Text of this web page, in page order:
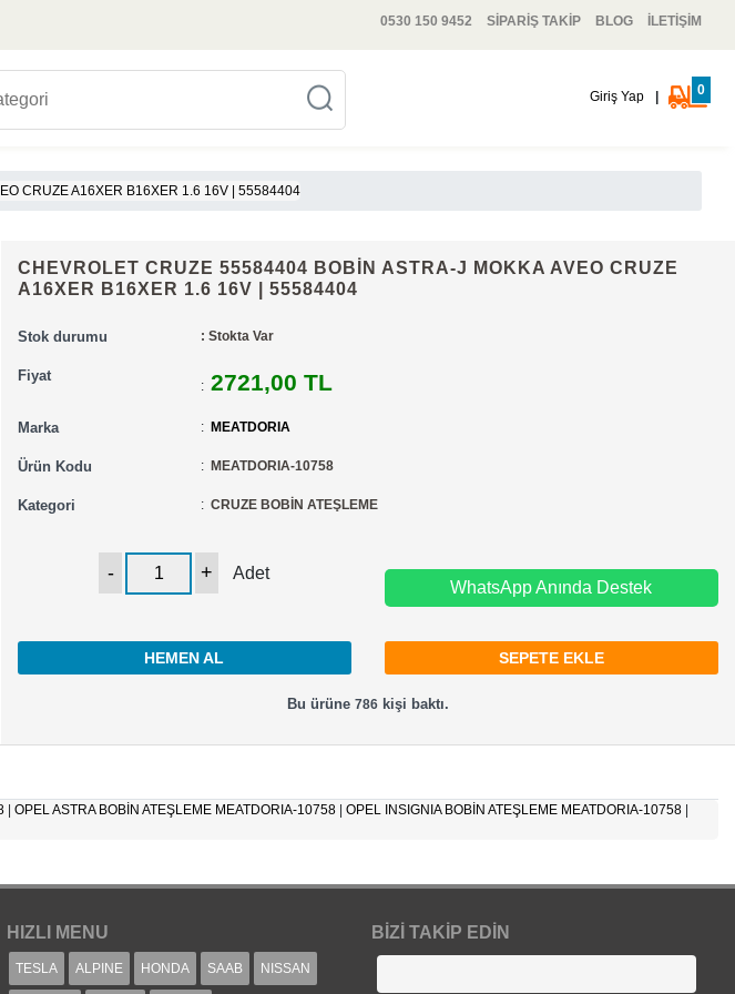
0530 150 9452 SİPARİŞ TAKİP BLOG İLETİŞİM
Giriş Yap 0
CRUZE A16XER B16XER 1.6 16V | 55584404
CHEVROLET CRUZE 55584404 BOBİN ASTRA-J MOKKA AVEO CRUZE
A16XER B16XER 1.6 16V | 55584404
Stok durumu : Stokta Var
Fiyat
:2721,00 TL
Marka : MEATDORIA
Ürün Kodu : MEATDORIA-10758
Kategori :CRUZE BOBİN ATEŞLEME
Adet
WhatsApp Anında Destek
HEMEN AL
Bu ürüne 786kişi baktı.
OPEL ASTRA BOBİN ATEŞLEME MEATDORIA-10758 OPEL INSIGNIA BOBİN ATEŞLEME MEATDORIA-10758
HIZLI MENU
TESLA ALPINE HONDA SAAB NISSAN
BIZI TAKIP EDIN